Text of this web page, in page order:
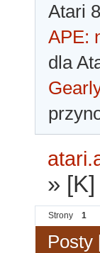
Atari
APE:
dla
»
Strony 1
Posty